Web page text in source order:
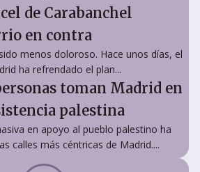
de Carabanchel
en contra
menos doloroso. Hace unos días, el
ha refrendado el plan...
toman Madrid en
palestina
en apoyo al pueblo palestino ha
calles más céntricas de Madrid....